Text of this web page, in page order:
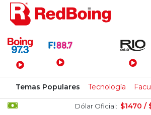
Menú Principal
Temas Populares Tecnología
Dólar Oficial: $1470 /